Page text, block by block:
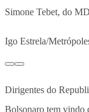
Simone Tebet, do
Igo Estrela/
Dirigentes do
Bolsonaro tem vindo